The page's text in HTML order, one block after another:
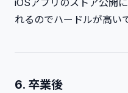
iOSアプリのストア公開
れるのでハードルが高い
6. 卒業後